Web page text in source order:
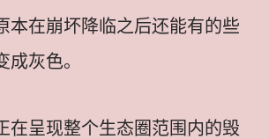
本在崩坏降临之后还能有的些
灰色。
在呈现整个生态圈范围内的毁